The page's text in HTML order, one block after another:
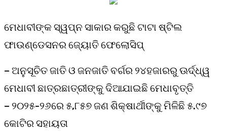
ମେଧାବୀଙ୍କ ସ୍ୱପ୍ନ ସାକାର କରୁଛି ଟାଟା ଷ୍ଟିଲ
ଫାଉଣ୍ଡେସନର ଜ୍ୟୋତି ଫେଲୋସିପ୍‌
– ଅନୁସୂଚିତ ଜାତି ଓ ଜନଜାତି ବର୍ଗର ୨୪ହଜାରରୁ ଊର୍ଦ୍ଧ୍ୱ
ମେଧାବୀ ଛାତ୍ରଛାତ୍ରୀଙ୍କୁ ଦିଆଯାଇଛି ମେଧାବୃତ୍ତି
– ୨୦୨୫-୨୬ରେ ୫,୮୫୭ ଜଣ ଶିକ୍ଷାର୍ଥୀଙ୍କୁ ମିଳିଛି ₹୫.୯୭
କୋଟିର ସହାୟତା